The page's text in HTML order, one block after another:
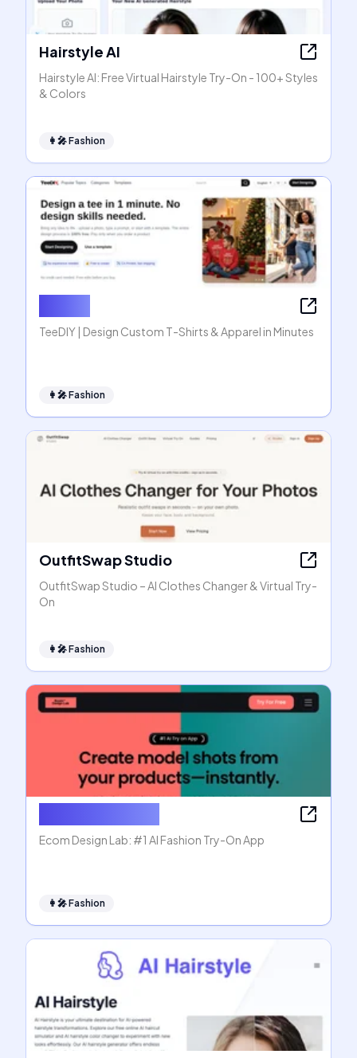
Hairstyle AI
Hairstyle AI: Free Virtual Hairstyle Try-On - 100+ Styles
& Colors
👩‍🎤Fashion
TeeDIY | Design Custom T-Shirts & Apparel in Minutes
👩‍🎤Fashion
OutfitSwap Studio
OutfitSwap Studio – AI Clothes Changer & Virtual Try-
On
👩‍🎤Fashion
Ecom Design Lab: #1 AI Fashion Try-On App
👩‍🎤Fashion